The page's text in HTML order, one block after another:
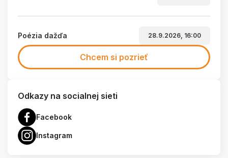
Poézia dažďa 28.9.2026, 16:00
Chcem si pozrieť
Odkazy na socialnej sieti
Facebook
Instagram